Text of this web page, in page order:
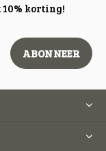
korting!
ABONNEER